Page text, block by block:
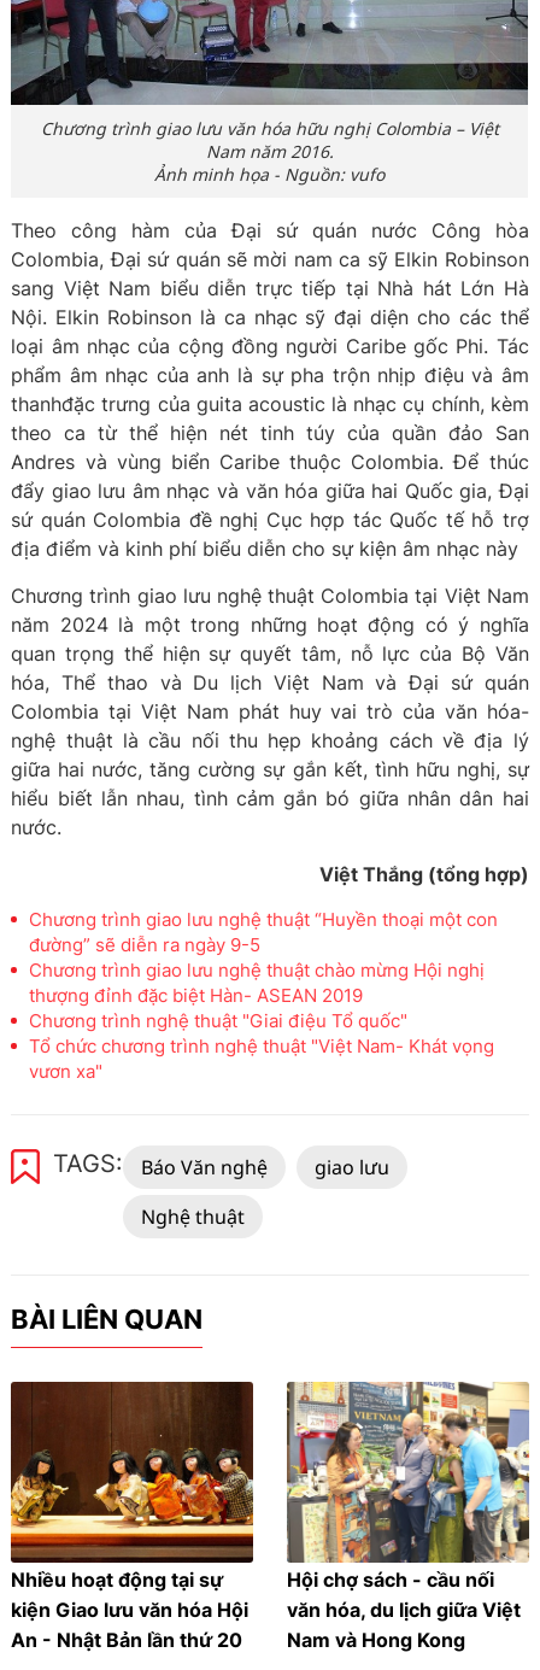
Chương trình giao lưu văn hóa hữu nghị Colombia – Việt
Nam năm 2016.
Ảnh minh họa - Nguồn: vufo
Theo công hàm của Đại sứ quán nước Công hòa
Colombia, Đại sứ quán sẽ mời nam ca sỹ Elkin Robinson
sang Việt Nam biểu diễn trực tiếp tại Nhà hát Lớn Hà
Nội. Elkin Robinson là ca nhạc sỹ đại diện cho các thể
loại âm nhạc của cộng đồng người Caribe gốc Phi. Tác
phẩm âm nhạc của anh là sự pha trộn nhịp điệu và âm
thanhđặc trưng của guita acoustic là nhạc cụ chính, kèm
theo ca từ thể hiện nét tinh túy của quần đảo San
Andres và vùng biển Caribe thuộc Colombia. Để thúc
đẩy giao lưu âm nhạc và văn hóa giữa hai Quốc gia, Đại
sứ quán Colombia đề nghị Cục hợp tác Quốc tế hỗ trợ
địa điểm và kinh phí biểu diễn cho sự kiện âm nhạc này
Chương trình giao lưu nghệ thuật Colombia tại Việt Nam
năm 2024 là một trong những hoạt động có ý nghĩa
quan trọng thể hiện sự quyết tâm, nỗ lực của Bộ Văn
hóa, Thể thao và Du lịch Việt Nam và Đại sứ quán
Colombia tại Việt Nam phát huy vai trò của văn hóa-
nghệ thuật là cầu nối thu hẹp khoảng cách về địa lý
giữa hai nước, tăng cường sự gắn kết, tình hữu nghị, sự
hiểu biết lẫn nhau, tình cảm gắn bó giữa nhân dân hai
nước.
Việt Thắng (tổng hợp)
Chương trình giao lưu nghệ thuật “Huyền thoại một con
đường” sẽ diễn ra ngày 9-5
Chương trình giao lưu nghệ thuật chào mừng Hội nghị
thượng đỉnh đặc biệt Hàn- ASEAN 2019
Chương trình nghệ thuật "Giai điệu Tổ quốc"
Tổ chức chương trình nghệ thuật "Việt Nam- Khát vọng
vươn xa"
TAGS: Báo Văn nghệ
giao lưu
Nghệ thuật
BÀI LIÊN QUAN
Nhiều hoạt động tại sự
kiện Giao lưu văn hóa Hội
An - Nhật Bản lần thứ 20
Hội chợ sách - cầu nối
văn hóa, du lịch giữa Việt
Nam và Hong Kong